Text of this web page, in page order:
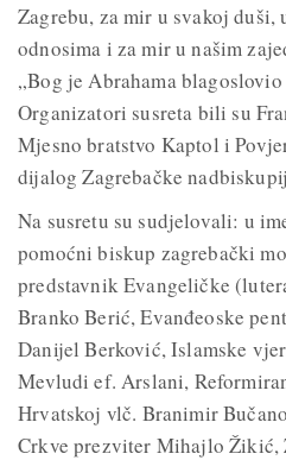
Zagrebu, za mir u svakoj
odnosima i za mir u našim
„Bog je Abrahama
Organizatori susreta bili su
Mjesno bratstvo Kaptol i
dijalog Zagrebačke
Na susretu su sudjelovali: u
pomoćni biskup zagrebački
predstavnik Evangeličke
Branko Berić, Evanđeoske
Danijel Berković, Islamske
Mevludi ef. Arslani,
Hrvatskoj vlč. Branimir
Crkve prezviter Mihajlo Žikić,